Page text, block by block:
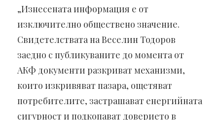
„Изнесената информация е от
изключително обществено значение.
Свидетелствата на Веселин Тодоров
заедно с публикуваните до момента от
АКФ документи разкриват механизми,
които изкривяват пазара, ощетяват
потребителите, застрашават енергийната
сигурност и подкопават доверието в